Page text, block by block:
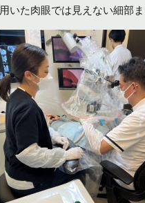
用いた肉眼では見えない細部